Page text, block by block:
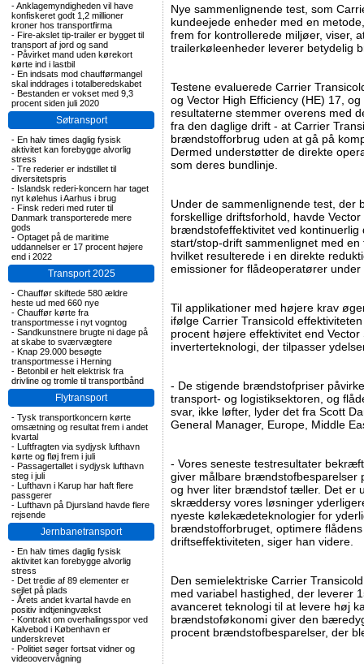
-Anklagemyndigheden vil have
konfiskeret godt 1,2 millioner
kroner hos transportfirma
- Fire-akslet tip-trailer er bygget til
transport af jord og sand
- Påvirket mand uden kørekort
kørte ind i lastbil
- En indsats mod chaufførmangel
skal inddrages i totalberedskabet
- Bestanden er vokset med 9,3
procent siden juli 2020
Søtransport
- En halv times daglig fysisk
aktivitet kan forebygge alvorlig
stress
- Tre rederier er indstillet til
diversitetspris
- Islandsk rederi-koncern har taget
nyt kølehus i Aarhus i brug
- Finsk rederi med ruter til
Danmark transporterede mere
gods
- Optaget på de maritime
uddannelser er 17 procent højere
end i 2022
Transport 2025
- Chauffør skiftede 580 ældre
heste ud med 660 nye
- Chauffør kørte fra
transportmesse i nyt vogntog
- Sandkunstnere brugte ni dage på
at skabe to sværvægtere
- Knap 29.000 besøgte
transportmesse i Herning
- Betonbil er helt elektrisk fra
drivline og tromle til transportbånd
Flytransport
- Tysk transportkoncern kørte
omsætning og resultat frem i andet
kvartal
- Luftfragten via sydjysk lufthavn
kørte og fløj frem i juli
- Passagertallet i sydjysk lufthavn
steg i juli
- Lufthavn i Karup har haft flere
passgerer
- Lufthavn på Djursland havde flere
rejsende
Jernbanetransport
- En halv times daglig fysisk
aktivitet kan forebygge alvorlig
stress
- Det tredie af 89 elementer er
sejlet på plads
- Årets andet kvartal havde en
positiv indtjeningvækst
- Kontrakt om overhalingsspor ved
Kalvebod i København er
underskrevet
- Politiet søger fortsat vidner og
videoovervågning
Nye sammenlignende test, som
kundeejede enheder med en
frem for kontrollerede miljøer, viser,
trailerkøleenheder leverer betydelig
Testene evaluerede Carrier
og Vector High Efficiency (HE) 17,
resultaterne stemmer overens med
fra den daglige drift - at Carrier
brændstofforbrug uden at gå på
Dermed understøtter de direkte
som deres bundlinje.
Under de sammenlignende test,
forskellige driftsforhold, havde
brændstofeffektivitet ved
start/stop-drift sammenlignet med
hvilket resulterede i en direkte
emissioner for flådeoperatører
Til applikationer med højere krav
ifølge Carrier Transicold
procent højere effektivitet end
inverterteknologi, der tilpasser
- De stigende brændstofpriser
transport- og logistiksektoren, og
svar, ikke løfter, lyder det fra Scott
General Manager, Europe, Middle
- Vores seneste testresultater
giver målbare brændstofbesparelser
og hver liter brændstof tæller. Det er
skræddersy vores løsninger
nyeste kølekædeteknologier for
brændstofforbruget, optimere
driftseffektiviteten, siger han videre.
Den semielektriske Carrier
med variabel hastighed, der leverer
avanceret teknologi til at levere høj
brændstoføkonomi giver den
procent brændstofbesparelser, der